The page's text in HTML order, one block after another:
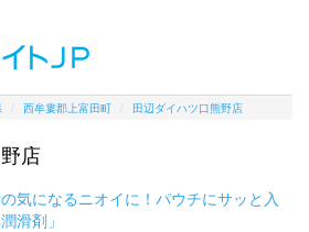
西牟婁郡上富田町 田辺ダイハツ口熊野店
店
気になるニオイに！パウチにサッと入
滑剤」